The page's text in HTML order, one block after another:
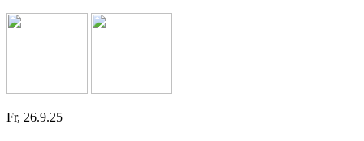
Fr, 26.9.25